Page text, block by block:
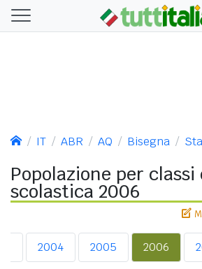
IT ABR AQ Bisegna
Popolazione per classi
scolastica 2006
2004 2005 2006